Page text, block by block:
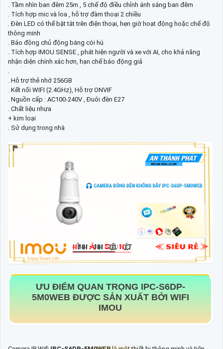
. Tầm nhìn ban đêm 25m , 5 chế độ điều chỉnh ánh sáng ban đêm
. Tích hợp mic và loa , hỗ trợ đàm thoại 2 chiều
. Đèn LED có thể bật tắt trên điện thoại, hẹn giờ hoạt động hoặc chế độ
thông minh
. Báo động chủ động bằng còi hú
. Tích hợp IMOU SENSE , phát hiện người và xe với AI, cho khả năng
nhận diện chính xác hơn, hạn chế báo động giả
. Hỗ trợ thẻ nhớ 256GB
. Kết nối WIFI (2.4GHz), Hỗ trợ ONVIF
. Nguồn cấp : AC100-240V , Đuôi đèn E27
. Chất liệu nhựa
+ kim loại
. Sử dụng trong nhà
ƯU ĐIỂM QUAN TRỌNG IPC-S6DP-
5M0WEB ĐƯỢC SẢN XUẤT BỞI WIFI
IMOU